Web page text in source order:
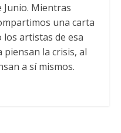
Junio. Mientras
una carta
los artistas de esa
piensan la crisis, al
a sí mismos.